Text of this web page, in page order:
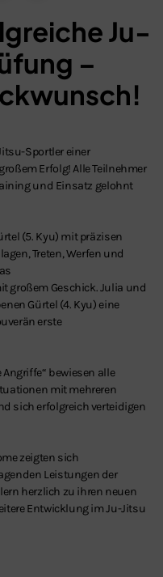
Ju-
–
Sportler einer
Erfolg! Alle Teilnehmer
und Einsatz gelohnt
(5. Kyu) mit präzisen
Treten, Werfen und
großem Geschick. Julia und
Gürtel (4. Kyu) eine
erste
bewiesen alle
mit mehreren
sich erfolgreich verteidigen
zeigten sich
Leistungen der
herzlich zu ihren neuen
Entwicklung im Ju-Jitsu